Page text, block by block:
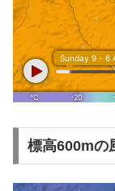
標高600mの